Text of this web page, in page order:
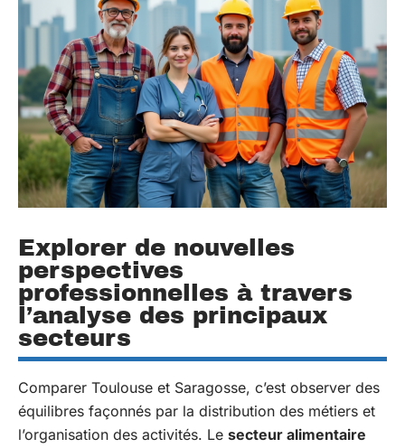
Explorer de nouvelles
perspectives
professionnelles à travers
l’analyse des principaux
secteurs
Comparer Toulouse et Saragosse, c’est observer des
équilibres façonnés par la distribution des métiers et
l’organisation des activités. Le secteur alimentaire